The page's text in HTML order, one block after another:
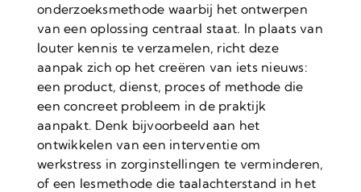
onderzoeksmethode waarbij het ontwerpen
van een oplossing centraal staat. In plaats van
louter kennis te verzamelen, richt deze
aanpak zich op het creëren van iets nieuws:
een product, dienst, proces of methode die
een concreet probleem in de praktijk
aanpakt. Denk bijvoorbeeld aan het
ontwikkelen van een interventie om
werkstress in zorginstellingen te verminderen,
of een lesmethode die taalachterstand in het